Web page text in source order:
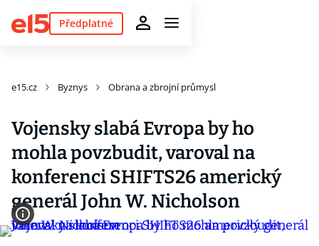
Předplatné
e15.cz Byznys Obrana a zbrojní průmysl
Vojensky slabá Evropa by ho
mohla povzbudit, varoval na
konferenci SHIFTS26 americký
generál John W. Nicholson